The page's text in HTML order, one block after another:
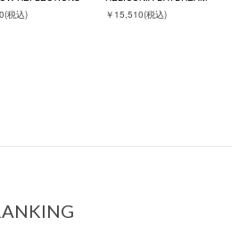
(税込)
￥15,510(税込)